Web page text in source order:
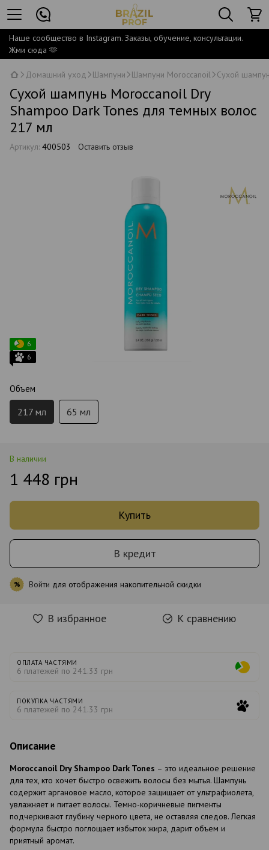
Наше сообщество в Instagram. Заказы, обучение, консультации.
Жми сюда 🫶
Домашний уход Шампуни Шампуни Moroccanoil Сухой
Сухой шампунь Moroccanoil Dry
Shampoo Dark Tones для темных волос
217 мл
Артикул: 400503 Оставить отзыв
6
6
Объем
217 мл 65 мл
В наличии
1 448 грн
Купить
В кредит
% Войти для отображения накопительной скидки
В избранное К сравнению
ОПЛАТА ЧАСТЯМИ
6 платежей по 241.33 грн
ПОКУПКА ЧАСТЯМИ
6 платежей по 241.33 грн
Описание
Moroccanoil Dry Shampoo Dark Tones – это идеальное решение
для тех, кто хочет быстро освежить волосы без мытья. Шампунь
содержит аргановое масло, которое защищает от ультрафиолета,
увлажняет и питает волосы. Темно-коричневые пигменты
подчеркивают глубину черного цвета, не оставляя следов. Легкая
формула быстро поглощает избыток жира, дарит объем и
приятный аромат.